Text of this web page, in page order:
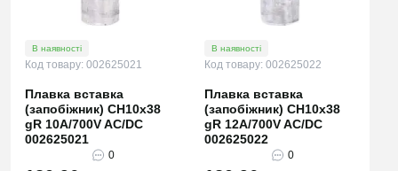
В наявності
Код товару: 002625021
Плавка вставка
(запобіжник) CH10x38
gR 10A/700V AC/DC
002625021
0
В наявності
Код товару: 002625022
Плавка вставка
(запобіжник) CH10x38
gR 12A/700V AC/DC
002625022
0